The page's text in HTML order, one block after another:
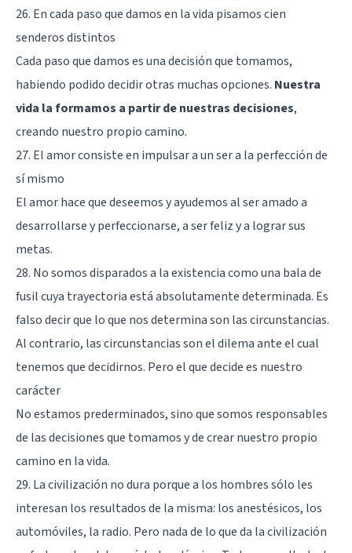
26. En cada paso que damos en la vida pisamos cien
senderos distintos
Cada paso que damos es una decisión que tomamos,
habiendo podido decidir otras muchas opciones. Nuestra
vida la formamos a partir de nuestras decisiones,
creando nuestro propio camino.
27. El amor consiste en impulsar a un ser a la perfección de
sí mismo
El amor hace que deseemos y ayudemos al ser amado a
desarrollarse y perfeccionarse, a ser feliz y a lograr sus
metas.
28. No somos disparados a la existencia como una bala de
fusil cuya trayectoria está absolutamente determinada. Es
falso decir que lo que nos determina son las circunstancias.
Al contrario, las circunstancias son el dilema ante el cual
tenemos que decidirnos. Pero el que decide es nuestro
carácter
No estamos prederminados, sino que somos responsables
de las decisiones que tomamos y de crear nuestro propio
camino en la vida.
29. La civilización no dura porque a los hombres sólo les
interesan los resultados de la misma: los anestésicos, los
automóviles, la radio. Pero nada de lo que da la civilización